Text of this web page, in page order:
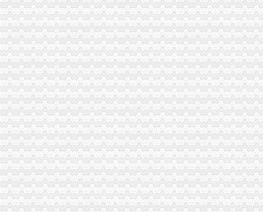
南山的进出口怎么办理_第1页_深圳教育培训门户_教育_西祠胡同
深圳代理公司注册多少钱？注册深圳公司哪家好？_搜狐理财_搜狐网
深圳注册500万进出口公司哪家_工商注册第一品牌_新浪博客